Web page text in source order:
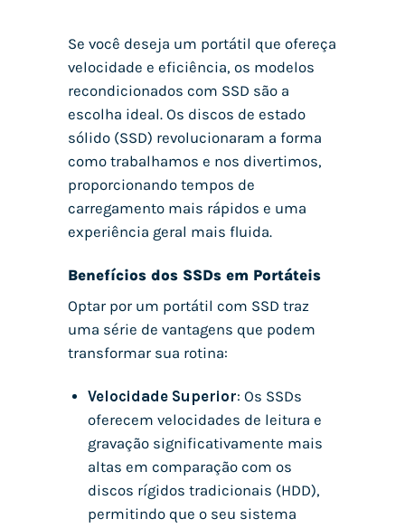
Se você deseja um portátil que ofereça
velocidade e eficiência, os modelos
recondicionados com SSD são a
escolha ideal. Os discos de estado
sólido (SSD) revolucionaram a forma
como trabalhamos e nos divertimos,
proporcionando tempos de
carregamento mais rápidos e uma
experiência geral mais fluida.
Benefícios dos SSDs em Portáteis
Optar por um portátil com SSD traz
uma série de vantagens que podem
transformar sua rotina:
Velocidade Superior: Os SSDs
oferecem velocidades de leitura e
gravação significativamente mais
altas em comparação com os
discos rígidos tradicionais (HDD),
permitindo que o seu sistema